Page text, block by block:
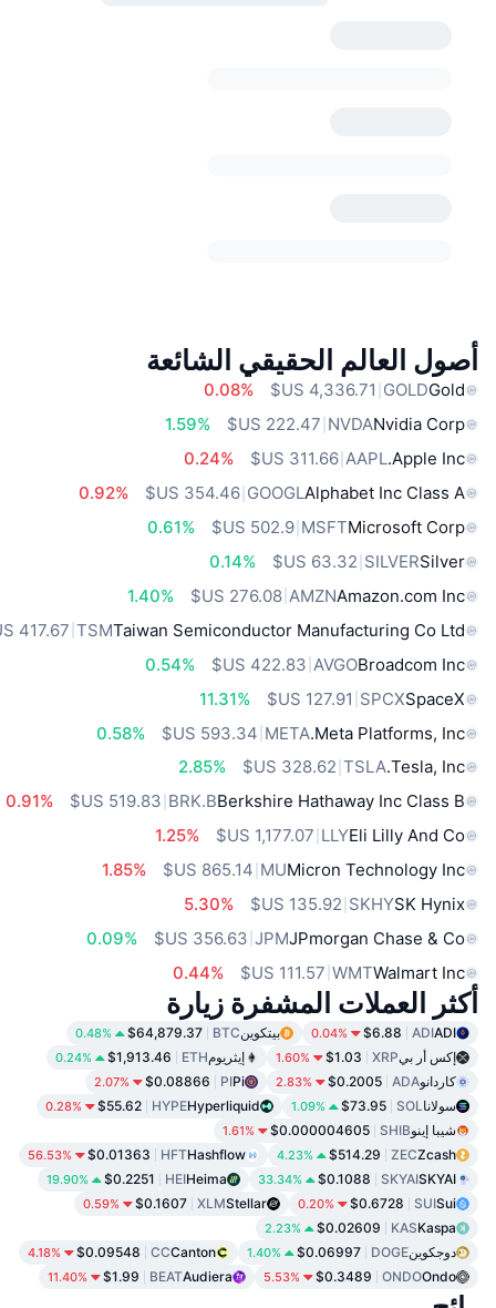
أصول العالم الحقيقي الشائعة
Gold
GOLD
0.08%
Nvidia Corp
NVDA
1.59%
Apple Inc.
AAPL
‏311.66 US$
0.24%
Alphabet Inc Class A
GOOGL
‏354.46 US$
0.92%
Microsoft Corp
MSFT
‏502.9 US$
0.61%
Silver
SILVER
0.14%
Amazon.com Inc
AMZN
‏276.08 US$
1.40%
Taiwan Semiconductor Manufacturing Co Ltd
TSM
Broadcom Inc
AVGO
0.54%
SpaceX
SPCX
11.31%
Meta Platforms, Inc.
META
0.58%
Tesla, Inc.
TSLA
2.85%
Berkshire Hathaway Inc Class B
BRK.B
0.91%
Eli Lilly And Co
LLY
1.25%
Micron Technology Inc
MU
1.85%
SK Hynix
SKHY
5.30%
JPmorgan Chase & Co
JPM
0.09%
Walmart Inc
WMT
0.44%
أكثر العملات المشفرة زيارة
ADI
ADI
$6.88
0.04% بيتكوينBTC
$64,879.37
0.48%
إكس أر بيXRP
$1.03
1.60% إيثريومETH
$1,913.46
0.24%
كاردانوADA
$0.2005
2.83%
Pi
PI
$0.08866
2.07%
سولانا SOL
$73.95
1.09%
Hyperliquid
HYPE
$55.62
0.28%
شيبا إينوSHIB
$0.000004605
1.61%
Zcash
ZEC
$514.29
4.23%
Hashflow
HFT
$0.01363
56.53%
SKYAI
SKYAI
$0.1088
33.34%
Heima
HEI
$0.2251
19.90%
Sui
SUI
$0.6728
0.20%
Stellar
XLM
$0.1607
0.59%
Kaspa
KAS
$0.02609
2.23%
دوجكوينDOGE
$0.06997
1.40%
Canton
CC
$0.09548
4.18%
Ondo
ONDO
$0.3489
5.53%
Audiera
BEAT
$1.99
11.40%